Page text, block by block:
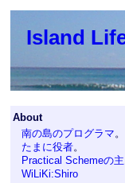
Island
About
南の島のプログラマ。
たまに役者。
Practical Schemeの主
WiLiKi:Shiro